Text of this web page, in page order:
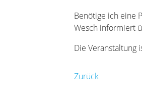
Benötige ich eine
Wesch informiert
Die Veranstaltung
Zurück